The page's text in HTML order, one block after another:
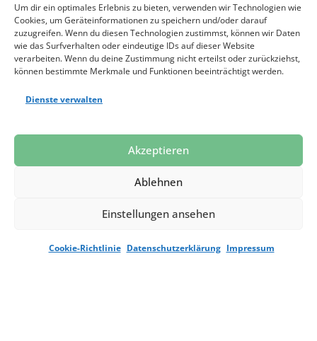
Um dir ein optimales Erlebnis zu bieten, verwenden wir Technologien wie
Cookies, um Geräteinformationen zu speichern und/oder darauf
zuzugreifen. Wenn du diesen Technologien zustimmst, können wir Daten
wie das Surfverhalten oder eindeutige IDs auf dieser Website
verarbeiten. Wenn du deine Zustimmung nicht erteilst oder zurückziehst,
können bestimmte Merkmale und Funktionen beeinträchtigt werden.
Dienste verwalten
Akzeptieren
Ablehnen
Einstellungen ansehen
Cookie-Richtlinie Datenschutzerklärung Impressum